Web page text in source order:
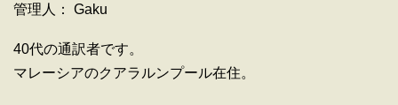
管理人： Gaku
40代の通訳者です。
マレーシアのクアラルンプール在住。